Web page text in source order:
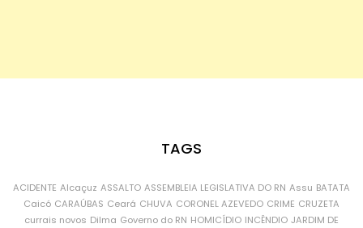
TAGS
ACIDENTE Alcaçuz ASSALTO ASSEMBLEIA LEGISLATIVA DO RN Assu BATATA
Caicó CARAÚBAS Ceará CHUVA CORONEL AZEVEDO CRIME CRUZETA
currais novos Dilma Governo do RN HOMICÍDIO INCÊNDIO JARDIM DE